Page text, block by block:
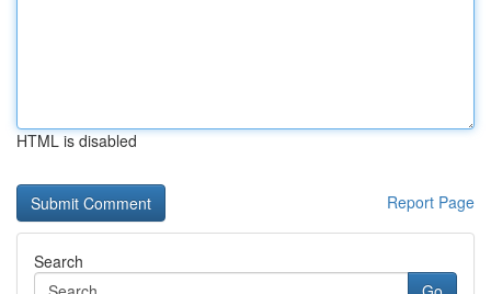
HTML is disabled
Report Page
Search